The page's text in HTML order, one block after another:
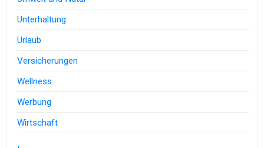
Unterhaltung
Urlaub
Versicherungen
Wellness
Werbung
Wirtschaft